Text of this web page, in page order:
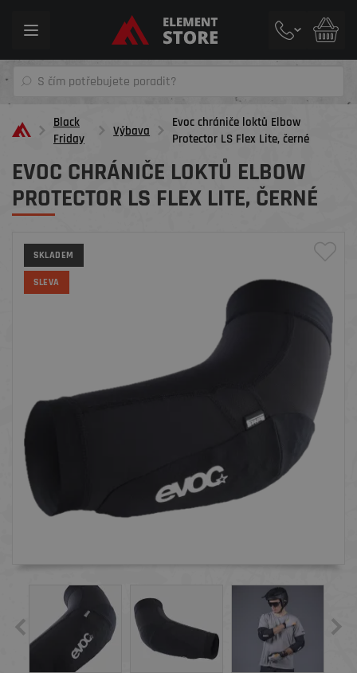
Toggle
Black
Friday
Výbava
Evoc chrániče loktů Elbow
Protector LS Flex Lite, černé
EVOC CHRÁNIČE LOKTŮ ELBOW
PROTECTOR LS FLEX LITE, ČERNÉ
SKLADEM
SLEVA